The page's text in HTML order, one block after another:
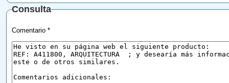
Consulta
Comentario *